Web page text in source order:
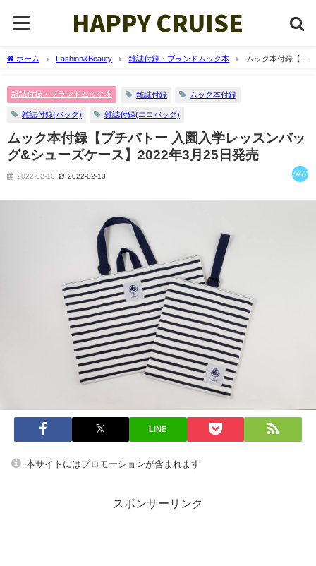
ホーム Fashion&Beauty 雑誌付録・ブランドムック本
ムック本付録【プ
雑誌付録・ブランドムック本 雑誌付録 ムック本付録
雑誌付録(バッグ) 雑誌付録(エコバッグ)
ムック本付録【プチバトー 入園入学レッスンバッ
グ&シューズケース】2022年3月25日発売
2022-02-10 2022-02-13
LINE
本サイトにはプロモーションが含まれます
スポンサーリンク